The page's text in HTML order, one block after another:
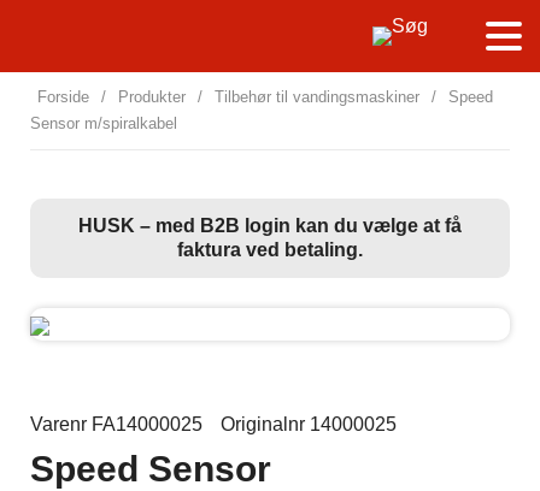
Forside / Produkter / Tilbehør til vandingsmaskiner /
Speed
Sensor m/spiralkabel
HUSK – med B2B login kan du vælge at få
faktura ved betaling.
Varenr FA14000025 Originalnr 14000025
Speed Sensor